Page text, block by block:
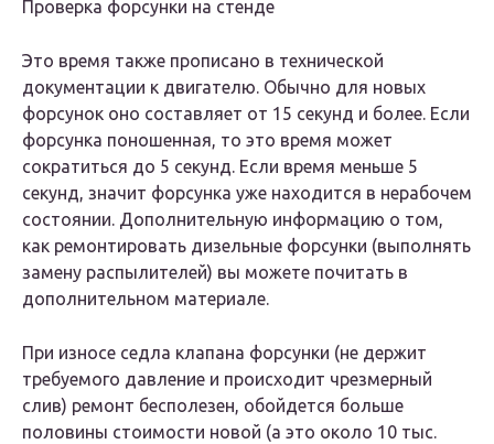
Проверка форсунки на стенде
Это время также прописано в технической
документации к двигателю. Обычно для новых
форсунок оно составляет от 15 секунд и более. Если
форсунка поношенная, то это время может
сократиться до 5 секунд. Если время меньше 5
секунд, значит форсунка уже находится в нерабочем
состоянии. Дополнительную информацию о том,
как ремонтировать дизельные форсунки (выполнять
замену распылителей) вы можете почитать в
дополнительном материале.
При износе седла клапана форсунки (не держит
требуемого давление и происходит чрезмерный
слив) ремонт бесполезен, обойдется больше
половины стоимости новой (а это около 10 тыс.